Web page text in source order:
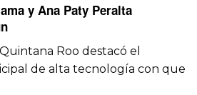
y Ana Paty Peralta
Roo destacó el
de alta tecnología con que